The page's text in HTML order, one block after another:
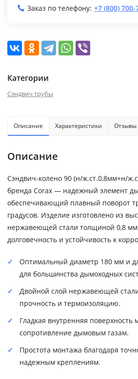
Заказ по телефону: +7 (800) 700-
Категории
Сэндвич трубы
Описание Характеристики Отзывы
Описание
Сэндвич-колено 90 (н/ж.ст.0,8мм+н/
бренда Corax — надежный элемент
обеспечивающий плавный поворот
градусов. Изделие изготовлено из
нержавеющей стали толщиной 0,8
долговечность и устойчивость к
Оптимальный диаметр 180 мм и
для большинства дымоходных
Двойной слой нержавеющей
прочность и термоизоляцию.
Гладкая внутренняя поверхность
сопротивление дымовым газам.
Простота монтажа благодаря
надежным креплениям.